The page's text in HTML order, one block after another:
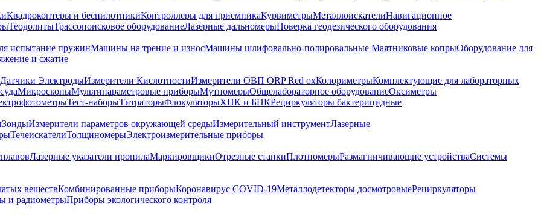
Квадрокоптеры и беспилотникиКонтроллеры для приемникаКурвиметрыМеталлоискателиНавигационное
ТеодолитыТрассопоисковое оборудованиеЛазерные дальномерыПоверка геодезического оборудования
испытание пружинМашины на трение и износМашины шлифовально-полировальные Маятниковые копрыОборудование для
и сжатие
Датчики ЭлектродыИзмерители КислотностиИзмерители ОВП ORP Red oxКолориметрыКомплектующие для лабораторных
МикроскопыМультипараметровые приборыМутномерыОбщелабораторное оборудованиеОксиметры
Тест-наборыТитраторыФлокуляторыХПК и БПКРециркуляторы бактерицидные
ЗондыИзмерители параметров окружающей средыИзмерительный инструментЛазерные
ТечеискателиТолщиномерыЭлектроизмерительные приборы
Лазерные указатели пропилаМаркировщикиОтрезные станкиПлотномерыРазмагничивающие устройстваСистемы
веществКомбинированные приборыКоронавирус COVID-19Металлодетекторы досмотровыеРециркуляторы
и радиометрыПриборы экологического контроля